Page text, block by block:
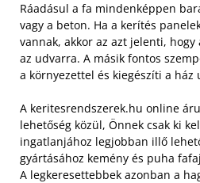
Ráadásul a fa mindenképpen
vagy a beton. Ha a kerítés
vannak, akkor az azt jelenti,
az udvarra. A másik fontos
a környezettel és kiegészíti a ház
A keritesrendszerek.hu online
lehetőség közül, Önnek csak ki
ingatlanjához legjobban illő
gyártásához kemény és puha
A legkeresettebbek azonban a